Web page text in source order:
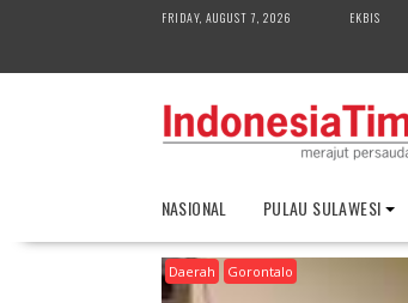
FRIDAY, AUGUST 7, 2026 EKBIS
NASIONAL PULAU SULAWESI
Daerah Gorontalo